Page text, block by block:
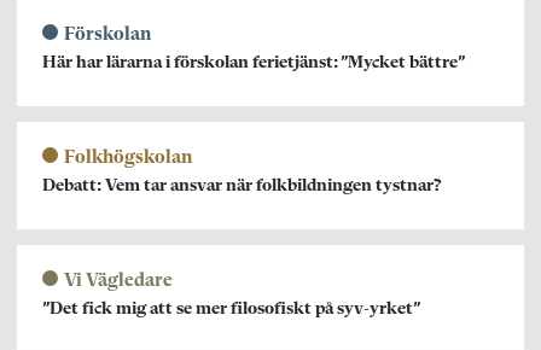
Förskolan
Här har lärarna i förskolan ferietjänst: ”Mycket bättre”
Folkhögskolan
Debatt: Vem tar ansvar när folkbildningen tystnar?
Vi Vägledare
”Det fick mig att se mer filosofiskt på syv-yrket”